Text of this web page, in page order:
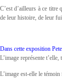
C’est d’ailleurs à ce titre
de leur histoire, de leur
Dans cette exposition
L’image représente t’elle,
L’image est-elle le